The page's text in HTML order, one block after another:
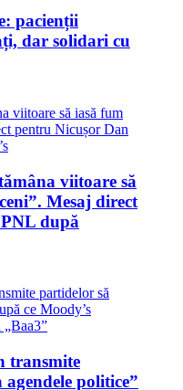
pacienții
dar solidari cu
viitoare să
Mesaj direct
după
transmite
politice”